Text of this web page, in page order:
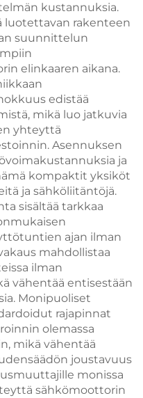
kustannuksia.
luotettavan rakenteen
suunnittelun
elinkaaren aikana.
edistää
mikä luo jatkuvia
yhteyttä
Asennuksen
ja
kompaktit yksiköt
ja sähköliitäntöjä.
sisältää tarkkaa
ajan ilman
mahdollistaa
ilman
vähentää entisestään
Monipuoliset
rajapinnat
olemassa
mikä vähentää
joustavuus
monissa
sähkömoottorin